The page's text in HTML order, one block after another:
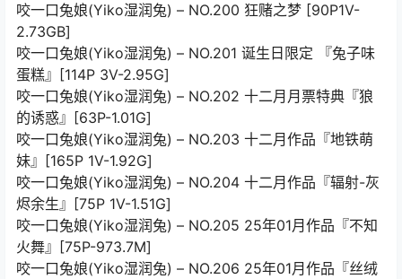
咬一口兔娘(Yiko湿润兔) – NO.200 狂赌之梦 [90P1V-
2.73GB]
咬一口兔娘(Yiko湿润兔) – NO.201 诞生日限定 『兔子味
蛋糕』[114P 3V-2.95G]
咬一口兔娘(Yiko湿润兔) – NO.202 十二月月票特典『狼
的诱惑』[63P-1.01G]
咬一口兔娘(Yiko湿润兔) – NO.203 十二月作品『地铁萌
妹』[165P 1V-1.92G]
咬一口兔娘(Yiko湿润兔) – NO.204 十二月作品『辐射-灰
烬余生』[75P 1V-1.51G]
咬一口兔娘(Yiko湿润兔) – NO.205 25年01月作品『不知
火舞』[75P-973.7M]
咬一口兔娘(Yiko湿润兔) – NO.206 25年01月作品『丝绒